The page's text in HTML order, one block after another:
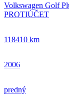
Volkswagen Golf
PROTIÚČET
118410 km
2006
predný